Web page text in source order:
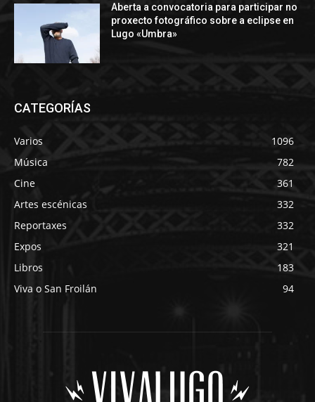
Aberta a convocatoria para participar no
proxecto fotográfico sobre a eclipse en
Lugo «Umbra»
CATEGORÍAS
Varios
1096
Música
782
Cine
361
Artes escénicas
332
Reportaxes
332
Expos
321
Libros
183
Viva o San Froilán
94